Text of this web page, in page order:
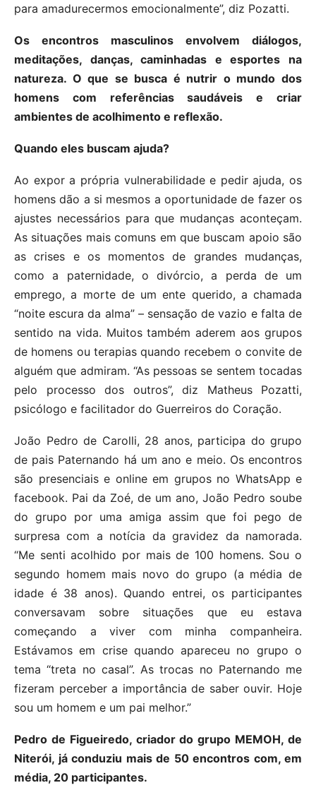
para amadurecermos emocionalmente”, diz Pozatti.
Os encontros masculinos envolvem diálogos,
meditações, danças, caminhadas e esportes na
natureza. O que se busca é nutrir o mundo dos
homens com referências saudáveis e criar
ambientes de acolhimento e reflexão.
Quando eles buscam ajuda?
Ao expor a própria vulnerabilidade e pedir ajuda, os
homens dão a si mesmos a oportunidade de fazer os
ajustes necessários para que mudanças aconteçam.
As situações mais comuns em que buscam apoio são
as crises e os momentos de grandes mudanças,
como a paternidade, o divórcio, a perda de um
emprego, a morte de um ente querido, a chamada
“noite escura da alma” – sensação de vazio e falta de
sentido na vida. Muitos também aderem aos grupos
de homens ou terapias quando recebem o convite de
alguém que admiram. “As pessoas se sentem tocadas
pelo processo dos outros”, diz Matheus Pozatti,
psicólogo e facilitador do Guerreiros do Coração.
João Pedro de Carolli, 28 anos, participa do grupo
de pais Paternando há um ano e meio. Os encontros
são presenciais e online em grupos no WhatsApp e
facebook. Pai da Zoé, de um ano, João Pedro soube
do grupo por uma amiga assim que foi pego de
surpresa com a notícia da gravidez da namorada.
“Me senti acolhido por mais de 100 homens. Sou o
segundo homem mais novo do grupo (a média de
idade é 38 anos). Quando entrei, os participantes
conversavam sobre situações que eu estava
começando a viver com minha companheira.
Estávamos em crise quando apareceu no grupo o
tema “treta no casal”. As trocas no Paternando me
fizeram perceber a importância de saber ouvir. Hoje
sou um homem e um pai melhor.”
Pedro de Figueiredo, criador do grupo MEMOH, de
Niterói, já conduziu mais de 50 encontros com, em
média, 20 participantes.